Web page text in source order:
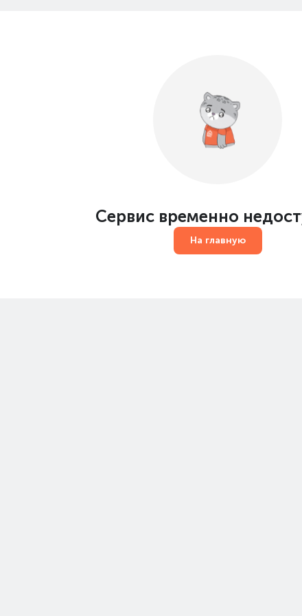
Сервис временно
На главную